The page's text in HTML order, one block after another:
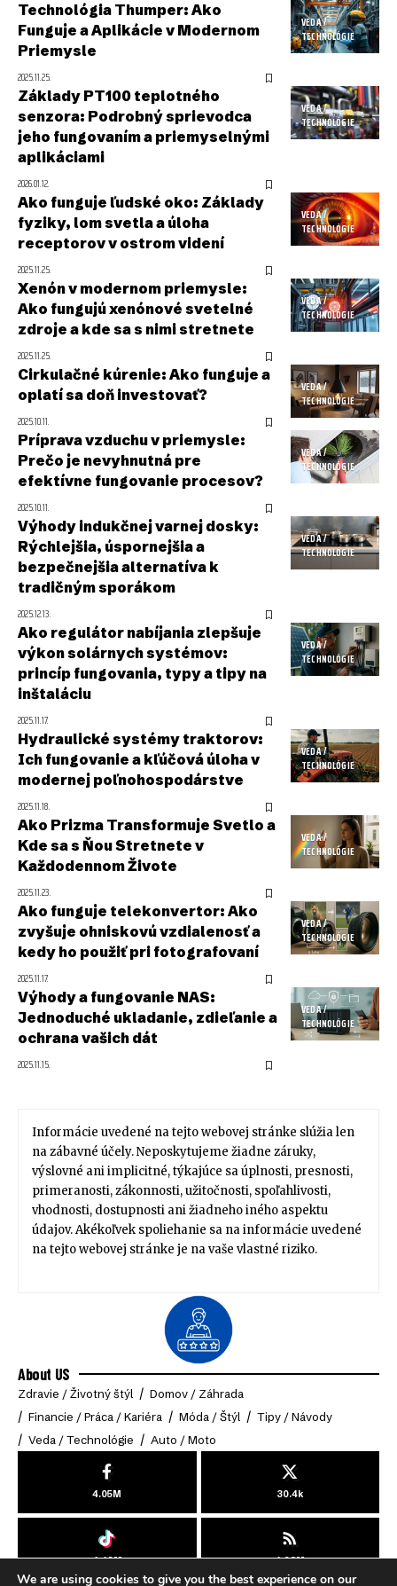
VEDA /
TECHNOLÓGIE
Technológia Thumper: Ako
Funguje a Aplikácie v Modernom
Priemysle
2025.11.25.
VEDA /
TECHNOLÓGIE
Základy PT100 teplotného
senzora: Podrobný sprievodca
jeho fungovaním a priemyselnými
aplikáciami
2026.01.12.
VEDA /
TECHNOLÓGIE
Ako funguje ľudské oko: Základy
fyziky, lom svetla a úloha
receptorov v ostrom videní
2025.11.25.
VEDA /
TECHNOLÓGIE
Xenón v modernom priemysle:
Ako fungujú xenónové svetelné
zdroje a kde sa s nimi stretnete
2025.11.25.
VEDA /
TECHNOLÓGIE
Cirkulačné kúrenie: Ako funguje a
oplatí sa doň investovať?
2025.10.11.
VEDA /
TECHNOLÓGIE
Príprava vzduchu v priemysle:
Prečo je nevyhnutná pre
efektívne fungovanie procesov?
2025.10.11.
VEDA /
TECHNOLÓGIE
Výhody indukčnej varnej dosky:
Rýchlejšia, úspornejšia a
bezpečnejšia alternatíva k
tradičným sporákom
2025.12.13.
VEDA /
TECHNOLÓGIE
Ako regulátor nabíjania zlepšuje
výkon solárnych systémov:
princíp fungovania, typy a tipy na
inštaláciu
2025.11.17.
VEDA /
TECHNOLÓGIE
Hydraulické systémy traktorov:
Ich fungovanie a kľúčová úloha v
modernej poľnohospodárstve
2025.11.18.
VEDA /
TECHNOLÓGIE
Ako Prizma Transformuje Svetlo a
Kde sa s Ňou Stretnete v
Každodennom Živote
2025.11.23.
VEDA /
TECHNOLÓGIE
Ako funguje telekonvertor: Ako
zvyšuje ohniskovú vzdialenosť a
kedy ho použiť pri fotografovaní
2025.11.17.
VEDA /
TECHNOLÓGIE
Výhody a fungovanie NAS:
Jednoduché ukladanie, zdieľanie a
ochrana vašich dát
2025.11.15.
Informácie uvedené na tejto webovej stránke slúžia len
na zábavné účely. Neposkytujeme žiadne záruky,
výslovné ani implicitné, týkajúce sa úplnosti, presnosti,
primeranosti, zákonnosti, užitočnosti, spoľahlivosti,
vhodnosti, dostupnosti ani žiadneho iného aspektu
údajov. Akékoľvek spoliehanie sa na informácie uvedené
na tejto webovej stránke je na vaše vlastné riziko.
About US
Zdravie / Životný štýl
Domov / Záhrada
Financie / Práca / Kariéra
Móda / Štýl
Tipy / Návody
Veda / Technológie
Auto / Moto
4.05M 30.4k
4.49M 4.03M
We are using cookies to give you the best experience on our